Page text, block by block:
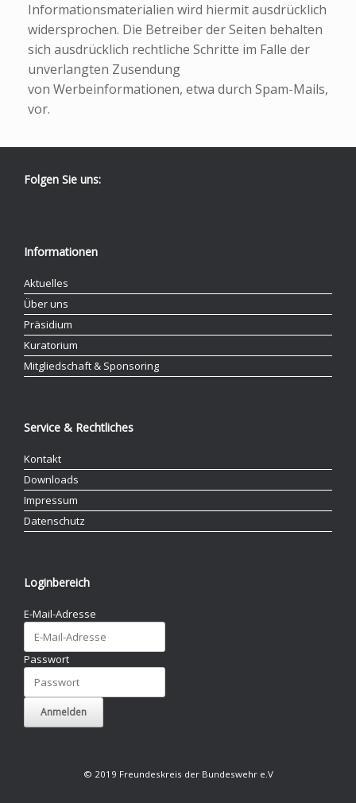
Informationsmaterialien wird hiermit ausdrücklich
widersprochen. Die Betreiber der Seiten behalten
sich ausdrücklich rechtliche Schritte im Falle der
unverlangten Zusendung
von Werbeinformationen, etwa durch Spam-Mails,
vor.
Folgen Sie uns:
Informationen
Aktuelles
Über uns
Präsidium
Kuratorium
Mitgliedschaft & Sponsoring
Service & Rechtliches
Kontakt
Downloads
Impressum
Datenschutz
Loginbereich
E-Mail-Adresse
Passwort
© 2019 Freundeskreis der Bundeswehr e.V